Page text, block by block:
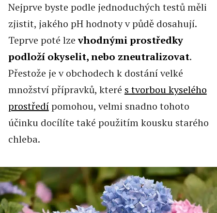
Nejprve byste podle jednoduchých testů měli
zjistit, jakého pH hodnoty v půdě dosahují.
Teprve poté lzevhodnými prostředky
podloží okyselit, nebo zneutralizovat.
Přestože je v obchodech k dostání velké
množství přípravků, které s tvorbou kyselého
prostředípomohou, velmi snadno tohoto
účinku docílíte také použitím kousku starého
chleba.